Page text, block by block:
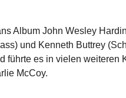
Album John Wesley
und Kenneth Buttrey
führte es in vielen
McCoy.